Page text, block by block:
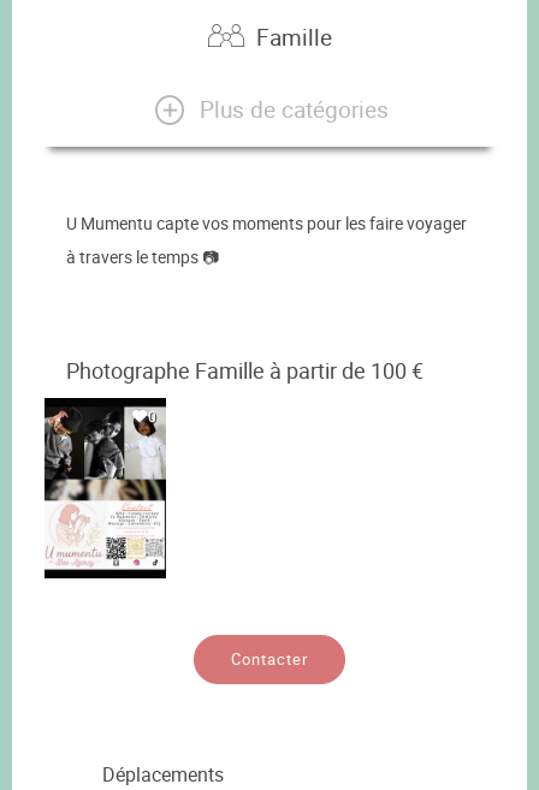
Famille
Plus de catégories
U Mumentu capte vos moments pour les faire voyager
à travers le temps 📷
Photographe Famille à partir de 100 €
0
Contacter
Déplacements